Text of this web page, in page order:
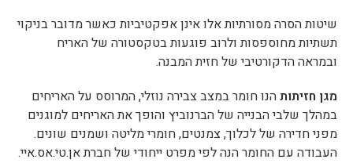
שיטות הסרה מסורתיות אלו אינן אפקטיביות כאשר מדובר בניקוי
תשתיות מחוספסות ולרוב פוגעות בטקסטורה של האריח
ובמראה הדקורטיבי של חזית המבנה.
מגן חזיתותהנו חומר במצב צבירה נוזלי, המרוסס על האריחים
במהלך שלבי הבנייה של הברנוביץ והופך את האריחים למוגנים
מפני חדירה של לכלוך, צמנטים, חומרי מליטה ושמנים שונים.
העבודה עם החומר הנה לפי מפרט ייחודי של חברת אן.טי.אס.איי.